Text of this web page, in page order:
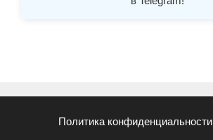
Политика конфиденциальности